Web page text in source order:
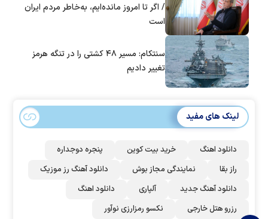
/ اگر تا امروز مانده‌ایم، به‌خاطر مردم ایران
است
سنتکام: مسیر ۴۸ کشتی را در تنگه هرمز
تغییر دادیم
لینک های مفید
دانلود اهنگ خرید بیت کوین
پنجره دوجداره
راز بقا
نمایندگی مجاز بوش
دانلود آهنگ رز‌ موزیک
دانلود آهنگ جدید
آلپاری
دانلود اهنگ
رزرو هتل خارجی
نکسو رمزارزی نوآور